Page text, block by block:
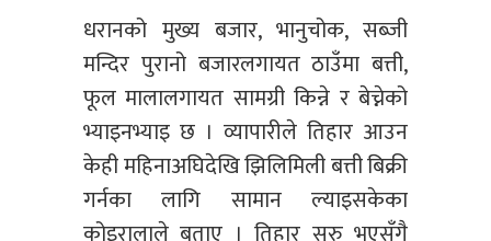
धरानको मुख्य बजार, भानुचोक, सब्जी
मन्दिर पुरानो बजारलगायत ठाउँमा बत्ती,
फूल मालालगायत सामग्री किन्ने र बेच्नेको
भ्याइनभ्याइ छ । व्यापारीले तिहार आउन
केही महिनाअघिदेखि झिलिमिली बत्ती बिक्री
गर्नका लागि सामान ल्याइसकेका